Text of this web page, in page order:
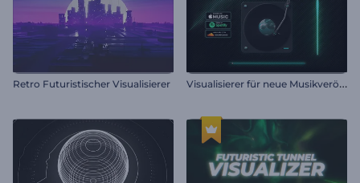
Retro Futuristischer Visualisierer V
isualisierer für neue Musikveröffentlichungen